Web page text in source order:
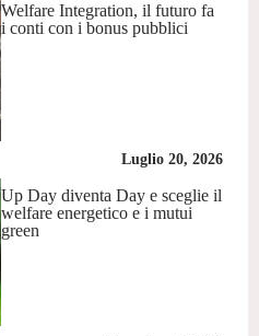
Welfare Integration, il futuro fa
i conti con i bonus pubblici
Luglio 20, 2026
Up Day diventa Day e sceglie il
welfare energetico e i mutui
green